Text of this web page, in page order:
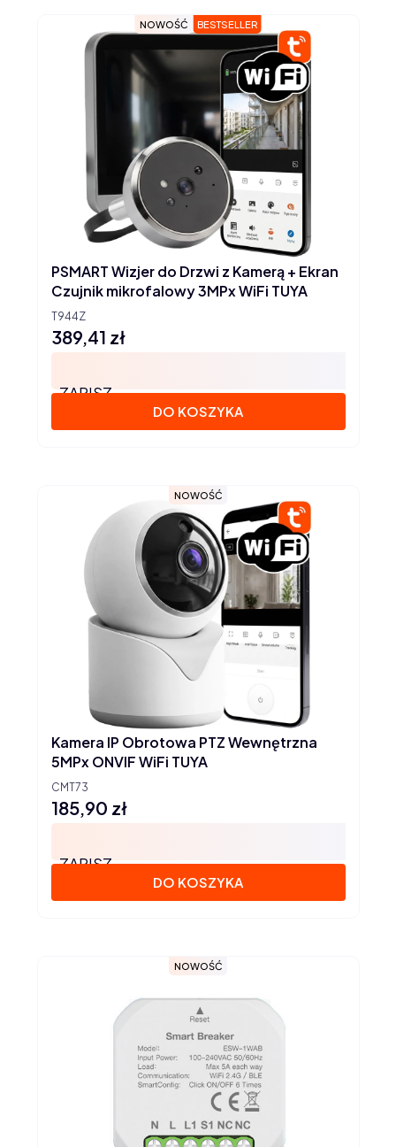
BESTSELLER
NOWOŚĆ
T944Z
PSMART Wizjer do Drzwi z Kamerą + Ekran
Czujnik mikrofalowy 3MPx WiFi TUYA
Cena
389,41 zł
ZAPISZ
DO KOSZYKA
NOWOŚĆ
CMT73
Kamera IP Obrotowa PTZ Wewnętrzna
5MPx ONVIF WiFi TUYA
Cena
185,90 zł
ZAPISZ
DO KOSZYKA
NOWOŚĆ